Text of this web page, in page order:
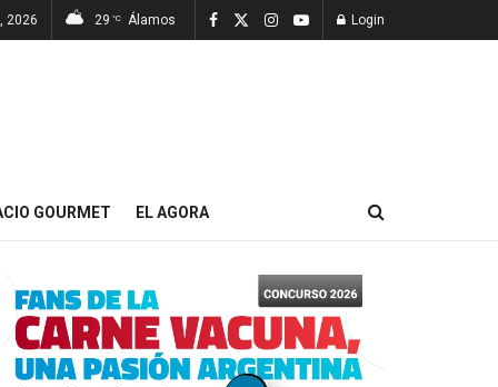
2026 29 °C Álamos Login
GOURMET EL AGORA